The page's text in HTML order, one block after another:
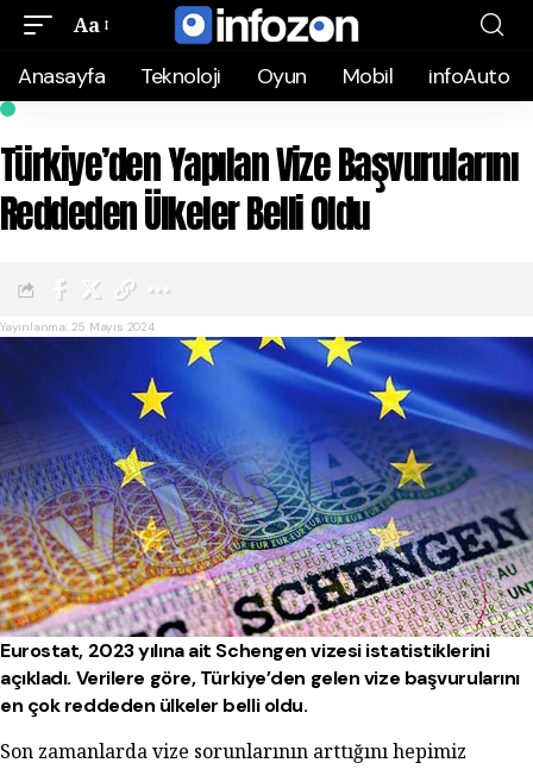
Aa
Anasayfa Teknoloji Oyun Mobil infoAuto
Türkiye’den Yapılan Vize Başvurularını
Reddeden Ülkeler Belli Oldu
Yayınlanma: 25 Mayıs 2024
Eurostat, 2023 yılına ait Schengen vizesi istatistiklerini
açıkladı. Verilere göre, Türkiye’den gelen vize başvurularını
en çok reddeden ülkeler belli oldu.
Son zamanlarda vize sorunlarının arttığını hepimiz